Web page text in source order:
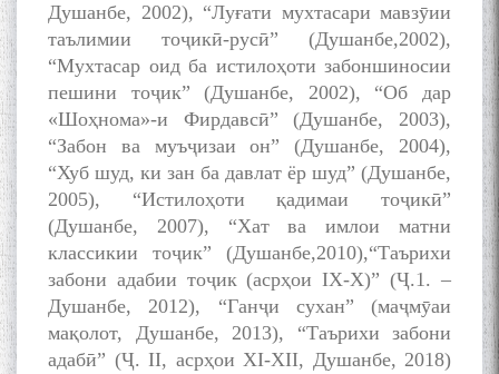
Душанбе, 2002), “Луғати мухтасари мавзӯии
таълимии тоҷикӣ-русӣ” (Душанбе,2002),
“Мухтасар оид ба истилоҳоти забоншиносии
пешини тоҷик” (Душанбе, 2002), “Об дар
«Шоҳнома»-и Фирдавсӣ” (Душанбе, 2003),
“Забон ва муъҷизаи он” (Душанбе, 2004),
“Хуб шуд, ки зан ба давлат ёр шуд” (Душанбе,
2005), “Истилоҳоти қадимаи тоҷикӣ”
(Душанбе, 2007), “Хат ва имлои матни
классикии тоҷик” (Душанбе,2010),“Таърихи
забони адабии тоҷик (асрҳои IХ-Х)” (Ҷ.1. –
Душанбе, 2012), “Ганҷи сухан” (маҷмӯаи
мақолот, Душанбе, 2013), “Таърихи забони
адабӣ” (Ҷ. II, асрҳои ХI-ХII, Душанбе, 2018)